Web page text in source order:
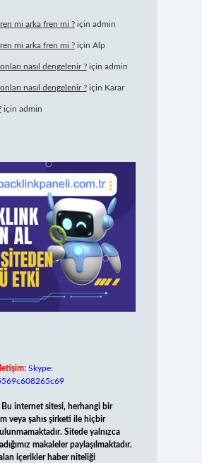
mi arka fren mi ?için admin
mi arka fren mi ?için Alp
nasıl dengelenir ?için admin
nasıl dengelenir ?için Karar
için admin
Skype:
Bu internet sitesi, herhangi bir
veya şahıs şirketi ile hiçbir
Sitede yalnızca
makaleler paylaşılmaktadır.
içerikler haber niteliği